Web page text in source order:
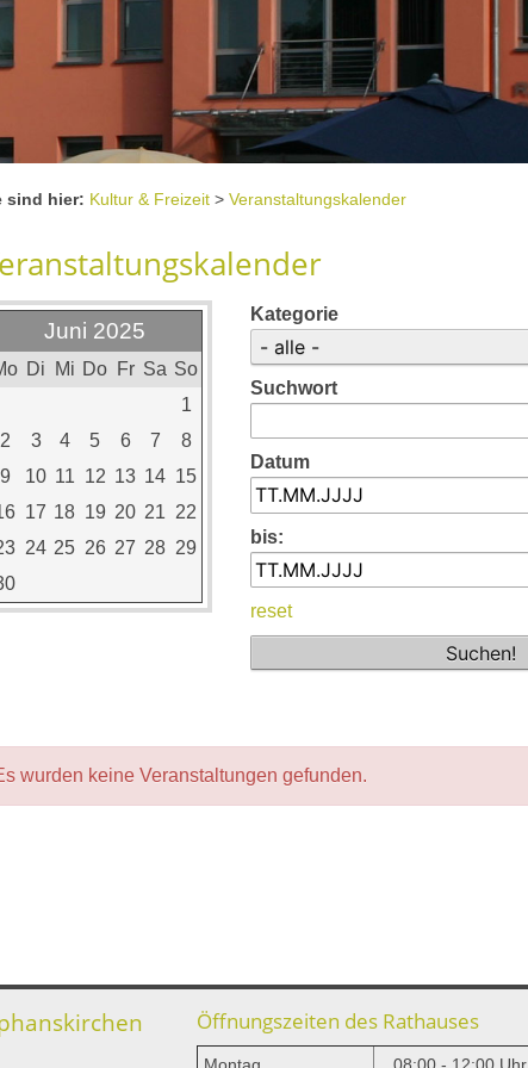
sind hier: Kultur & Freizeit > Veranstaltungskalender
Juni 2025
Di Mi Do Fr Sa So
1
2
3 4 5 6 7
8
9
10 11 12 13 14 15
17 18 19 20 21 22
24 25 26 27 28 29
Kategorie
Suchwort
Datum
bis:
reset
wurden keine Veranstaltungen gefunden.
Öffnungszeiten des Rathauses